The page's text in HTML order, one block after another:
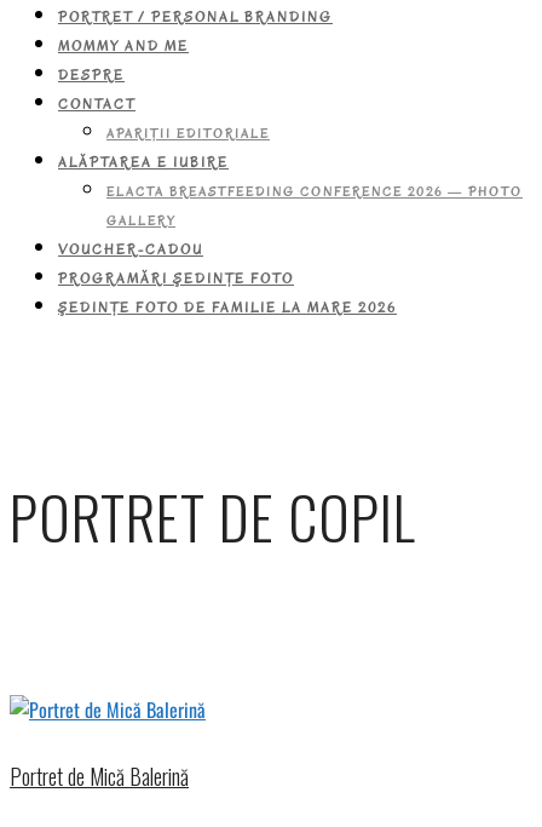
PORTRET / PERSONAL BRANDING
MOMMY AND ME
DESPRE
CONTACT
APARIŢII EDITORIALE
ALĂPTAREA E IUBIRE
ELACTA BREASTFEEDING CONFERENCE 2026 — PHOTO
GALLERY
VOUCHER-CADOU
PROGRAMĂRI ŞEDINŢE FOTO
ŞEDINŢE FOTO DE FAMILIE LA MARE 2026
PORTRET DE COPIL
Portret de Mică Balerină